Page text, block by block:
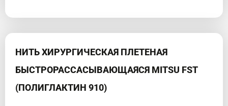
НИТЬ ХИРУРГИЧЕСКАЯ ПЛЕТЕНАЯ
БЫСТРОРАССАСЫВАЮЩАЯСЯ MITSU FST
(ПОЛИГЛАКТИН 910)